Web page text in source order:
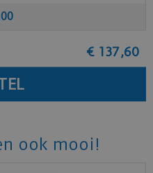
00
€ 137,60
ook mooi!